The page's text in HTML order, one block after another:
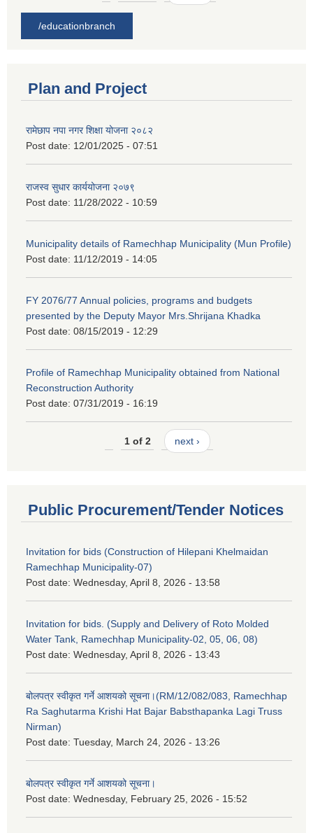
/educationbranch
Plan and Project
रामेछाप नपा नगर शिक्षा योजना २०८२
Post date: 12/01/2025 - 07:51
राजस्व सुधार कार्ययोजना २०७९
Post date: 11/28/2022 - 10:59
Municipality details of Ramechhap Municipality (Mun Profile)
Post date: 11/12/2019 - 14:05
FY 2076/77 Annual policies, programs and budgets
presented by the Deputy Mayor Mrs.Shrijana Khadka
Post date: 08/15/2019 - 12:29
Profile of Ramechhap Municipality obtained from National
Reconstruction Authority
Post date: 07/31/2019 - 16:19
1 of 2 next ›
Public Procurement/Tender Notices
Invitation for bids (Construction of Hilepani Khelmaidan
Ramechhap Municipality-07)
Post date: Wednesday, April 8, 2026 - 13:58
Invitation for bids. (Supply and Delivery of Roto Molded
Water Tank, Ramechhap Municipality-02, 05, 06, 08)
Post date: Wednesday, April 8, 2026 - 13:43
बोलपत्र स्वीकृत गर्ने आशयको सूचना।(RM/12/082/083, Ramechhap
Ra Saghutarma Krishi Hat Bajar Babsthapanka Lagi Truss
Nirman)
Post date: Tuesday, March 24, 2026 - 13:26
बोलपत्र स्वीकृत गर्ने आशयको सूचना।
Post date: Wednesday, February 25, 2026 - 15:52